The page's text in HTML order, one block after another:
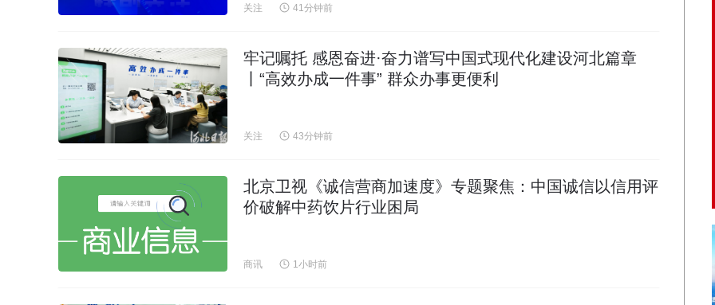
关注 41分钟前
牢记嘱托 感恩奋进·奋力谱写中国式现代化建设河北篇章
丨“高效办成一件事” 群众办事更便利
关注 43分钟前
北京卫视《诚信营商加速度》专题聚焦：中国诚信以信用评
价破解中药饮片行业困局
商讯 1小时前